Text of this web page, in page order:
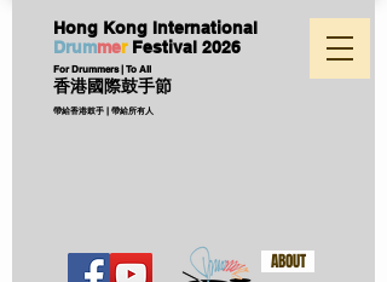
Hong Kong International
Drummer Festival 2026
For Drummers | To All
香港國際鼓手節
帶給香港鼓手 | 帶給所有人
ABOUT